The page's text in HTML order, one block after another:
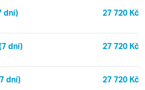
dní) 27 720 Kč
dní) 27 720 Kč
dní) 27 720 Kč